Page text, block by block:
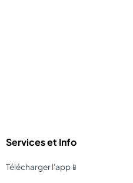
Services et Info
Télécharger l'app📱